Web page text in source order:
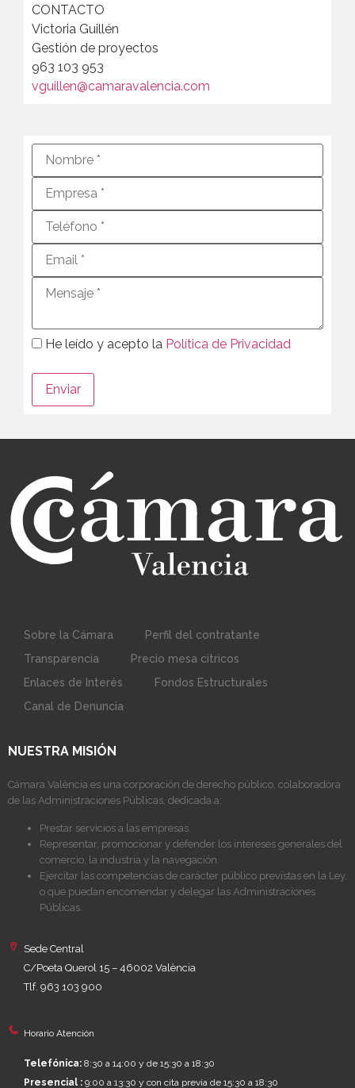
CONTACTO
Victoria Guillén
Gestión de proyectos
963 103 953
vguillen@camaravalencia.com
He leído y acepto la Política de Privacidad
Sobre la Cámara
Perfil del contratante
Transparencia
Precio mesa citricos
Enlaces de Interés
Fondos Estructurales
Canal de Denuncia
NUESTRA MISIÓN
Cámara València es una corporación de derecho público, colaboradora
de las Administraciones Públicas, dedicada a:
Prestar servicios a las empresas.
Representar, promocionar y defender los intereses generales del
comercio, la industria y la navegación.
Ejercitar las competencias de carácter público previstas en la Ley,
o que puedan encomendar y delegar las Administraciones
Públicas.
Sede Central
C/Poeta Querol 15 – 46002 València
Tlf. 963 103 900
Horario Atención
Telefónica: 8:30 a 14:00 y de 15:30 a 18:30
Presencial : 9:00 a 13:30 y con cita previa de 15:30 a 18:30